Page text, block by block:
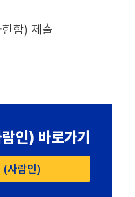
함) 제출
인) 바로가기
(사람인)